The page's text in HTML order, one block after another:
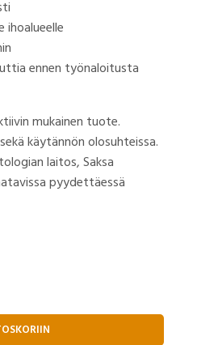
ihoalueelle
ennen työnaloitusta
mukainen tuote.
käytännön olosuhteissa.
laitos, Saksa
pyydettäessä